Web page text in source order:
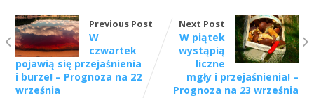
Previous Post
W
czwartek
pojawią się przejaśnienia
i burze! – Prognoza na 22
września
Next Post
W piątek
wystąpią
liczne
mgły i przejaśnienia! –
Prognoza na 23 września